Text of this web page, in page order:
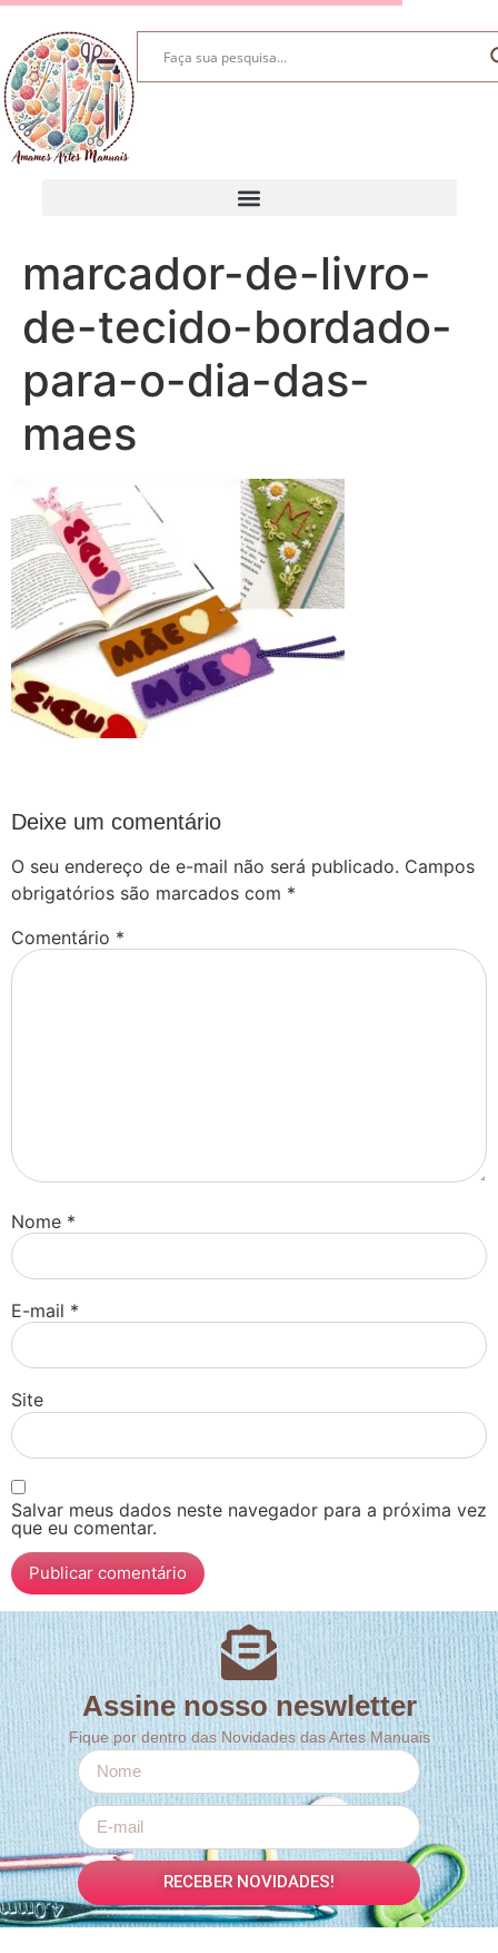
marcador-de-livro-
de-tecido-bordado-
para-o-dia-das-
maes
Deixe um comentário
O seu endereço de e-mail não será publicado. Campos
obrigatórios são marcados com *
Comentário *
Nome *
E-mail *
Site
Salvar meus dados neste navegador para a próxima vez
que eu comentar.
Assine nosso neswletter
Fique por dentro das Novidades das Artes Manuais
RECEBER NOVIDADES!